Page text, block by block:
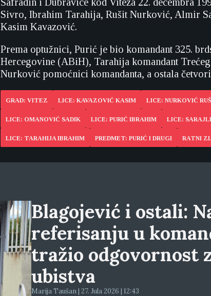
Sivro, Ibrahim Tarahija, Rušit Nurković, Almir
Kasim Kavazović.
Prema optužnici, Purić je bio komandant 325.
Hercegovine (ABiH), Tarahija komandant
Nurković pomoćnici komandanta, a ostala
GRAD: VITEZ LICE: KAVAZOVIĆ KASIM LICE: NURKOVIĆ
LICE: OMANOVIĆ SADIK LICE: PURIĆ IBRAHIM LICE:
LICE: TARAHIJA IBRAHIM PREDMET: PURIĆ I DRUGI RATNI
Blagojević i ostali:
referisanju u
tražio odgovornost
ubistva
Marija Taušan | 27. Jula 2026 | 12:43